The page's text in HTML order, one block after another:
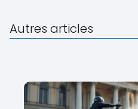
Autres articles